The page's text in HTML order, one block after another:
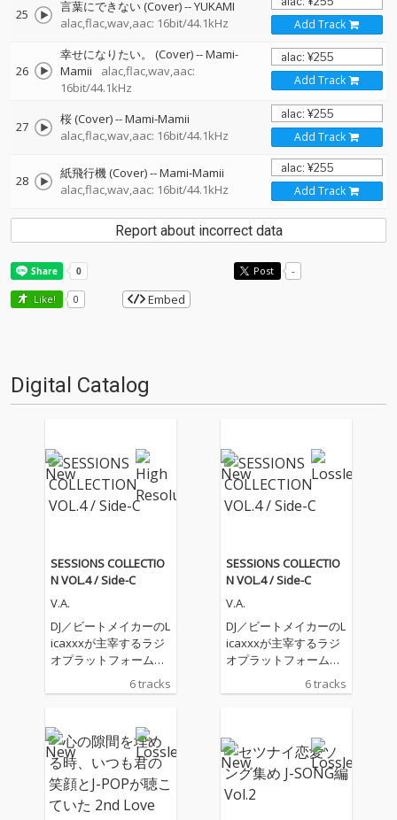
25 言葉にできない (Cover)--YUKAMI
alac,flac,wav,aac: 16bit/44.1kHz
Add Track
26
幸せになりたい。 (Cover)--Mami-
Mamii
alac,flac,wav,aac:
16bit/44.1kHz
Add Track
27 桜 (Cover)--Mami-Mamii
alac,flac,wav,aac: 16bit/44.1kHz
Add Track
28 紙飛行機 (Cover)--Mami-Mamii
alac,flac,wav,aac: 16bit/44.1kHz
Add Track
Report about incorrect data
Post -
Like! 0 Embed
Digital Catalog
SESSIONS COLLECTIO
N VOL.4 / Side-C
V.A.
DJ／ビートメイカーのL
icaxxxが主宰するラジ
オプラットフォーム
「Tokyo Community R
adio」の育成プログラ
れたデジタルコンピレ
ーションEP『SESSION
S COLLECTION VOL.
4』。シリーズ第3作と
なる「Side-C」がリリ
ースされる。 “session
6 tracks
SESSIONS COLLECTIO
N VOL.4 / Side-C
V.A.
DJ／ビートメイカーのL
icaxxxが主宰するラジ
オプラットフォーム
「Tokyo Community R
adio」の育成プログラ
ーションEP『SESSION
S COLLECTION VOL.
4』。シリーズ第3作と
なる「Side-C」がリリ
6 tracks